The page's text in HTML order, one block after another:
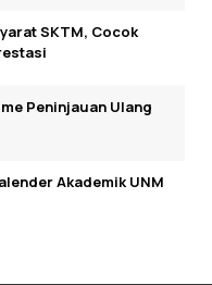
SKTM, Cocok
Peninjauan Ulang
Akademik UNM